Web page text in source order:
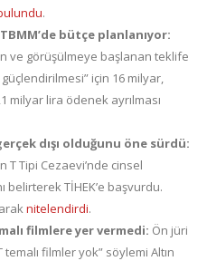
.
bütçe planlanıyor:
ve görüşülmeye başlanan teklife
için 16 milyar,
milyar lira ödenek ayrılması
dışı olduğunu öne sürdü:
T Tipi Cezaevi’nde cinsel
belirterek TİHEK’e başvurdu.
nitelendirdi.
filmlere yer vermedi: Ön jüri
temalı filmler yok” söylemi Altın